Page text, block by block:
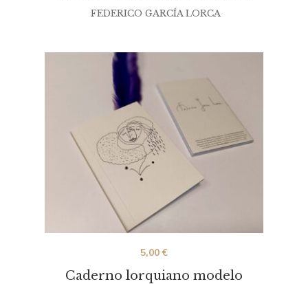
FEDERICO GARCÍA LORCA
Caderno lorquiano modelo
5,00€